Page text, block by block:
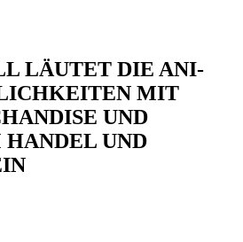
LÄUTET DIE ANI-
MIT
UND
UND